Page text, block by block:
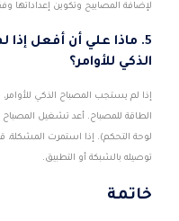
لإضافة المصابيح وتكوين إعداداتها
5. ماذا علي أن أفعل
الذكي للأوامر؟
إذا لم يستجب المصباح الذكي
الطاقة للمصباح. أعد تشغيل
لوحة التحكم). إذا استمرت المشكلة،
توصيله بالشبكة أو التطبيق.
خاتمة